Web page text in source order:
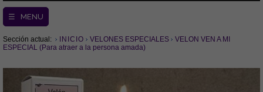
☰ MENU
Sección actual: INICIO VELONES ESPECIALES
VELON VEN A MI
ESPECIAL (Para atraer a la persona amada)